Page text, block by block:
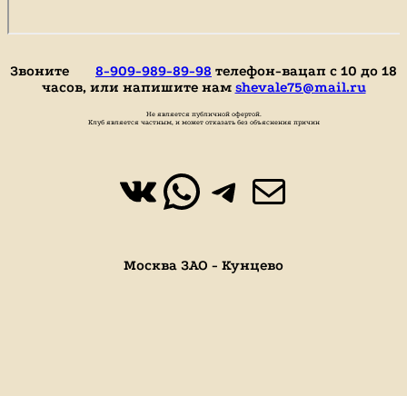
Звоните 8-909-989-89-98 телефон-вацап с 10 до 18
часов, или напишите нам shevale75@mail.ru
Не является публичной офертой.
Клуб является частным, и может отказать без объяснения причин
ВКонтакте
WhatsApp
https://
Почта
Москва ЗАО - Кунцево